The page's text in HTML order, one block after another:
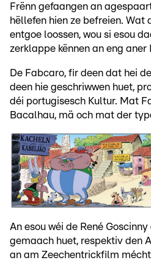
Frënn gefaangen an
hëllefen hien ze befreien. Wat
entgoe loossen, wou si esou
zerklappe kënnen an eng aner
De Fabcaro, fir deen dat hei
deen hie geschriwwen huet,
déi portugisesch Kultur. Mat
Bacalhau, mä och mat der
An esou wéi de René
gemaach huet, respektiv den
an am Zeechentrickfilm